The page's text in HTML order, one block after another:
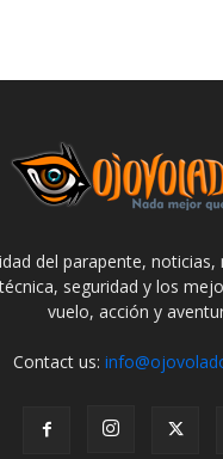
del parapente,
seguridad y los
vuelo, acción y
Contact us: